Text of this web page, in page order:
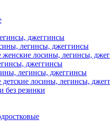
джеггинсы
легинсы, джеггинсы
женские лосины, легинсы,
джеггинсы
легинсы, джеггинсы
лосины, легинсы,
без резинки